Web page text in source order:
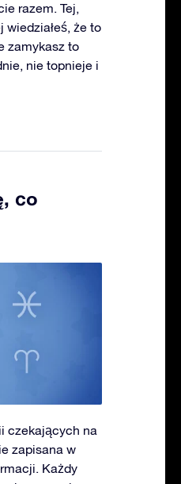
razem. Tej,
wiedziałeś, że to
zamykasz to
nie topnieje i
co
czekających na
zapisana w
Każdy